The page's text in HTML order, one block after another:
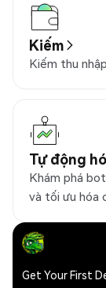
Kiếm
Kiếm thu
Tự động
Khám phá
và tối ưu hóa
Get Your First